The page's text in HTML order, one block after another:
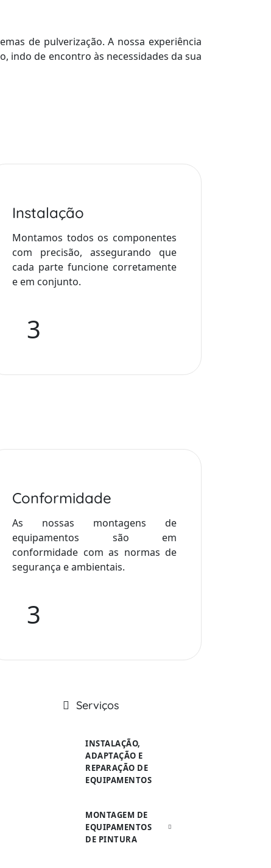
de pulverização. A nossa experiência
indo de encontro às necessidades da sua
Instalação
Montamos todos os componentes
com precisão, assegurando que
cada parte funcione corretamente
e em conjunto.
3
Conformidade
As nossas montagens de
equipamentos são em
conformidade com as normas de
segurança e ambientais.
3
Serviços
INSTALAÇÃO,
ADAPTAÇÃO E
REPARAÇÃO DE
EQUIPAMENTOS
MONTAGEM DE
EQUIPAMENTOS
DE PINTURA